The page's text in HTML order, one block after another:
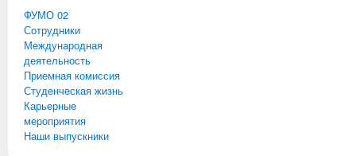
ФУМО 02
Сотрудники
Международная
деятельность
Приемная комиссия
Студенческая жизнь
Карьерные
мероприятия
Наши выпускники